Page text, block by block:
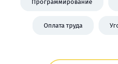
Программирование
Оплата труда